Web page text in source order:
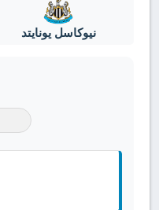
نيوكاسل يونايتد